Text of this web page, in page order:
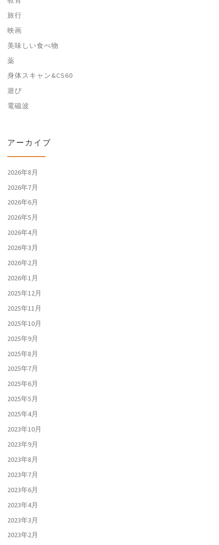
旅行
映画
美味しい食べ物
薬
身体スキャン&CS60
遊び
電磁波
アーカイブ
2026年8月
2026年7月
2026年6月
2026年5月
2026年4月
2026年3月
2026年2月
2026年1月
2025年12月
2025年11月
2025年10月
2025年9月
2025年8月
2025年7月
2025年6月
2025年5月
2025年4月
2023年10月
2023年9月
2023年8月
2023年7月
2023年6月
2023年4月
2023年3月
2023年2月